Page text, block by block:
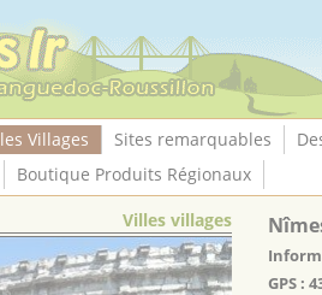
Villages Sites remarquables
Boutique Produits Régionaux
Villes villages
GPS :